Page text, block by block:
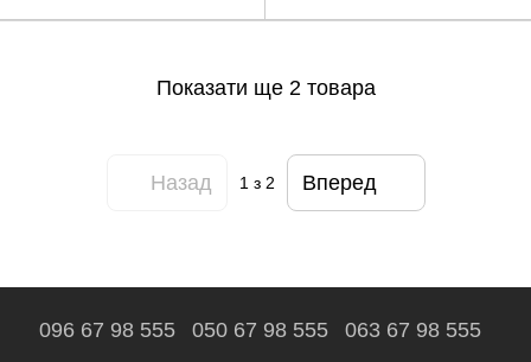
Показати ще 2 товара
Назад 1 з 2 Вперед
096 67 98 555 050 67 98 555 063 67 98 555